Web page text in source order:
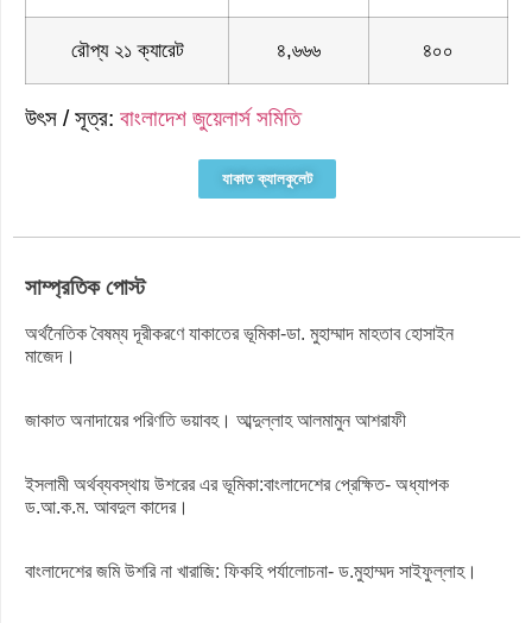
রৌপ্য ২১ ক্যারেট ৪,৬৬৬ ৪০০
উৎস / সূত্র: বাংলাদেশ জুয়েলার্স সমিতি
যাকাত ক্যালকুলেট
সাম্প্রতিক পোস্ট
অর্থনৈতিক বৈষম্য দূরীকরণে যাকাতের ভূমিকা-ডা. মুহাম্মাদ মাহতাব হোসাইন
মাজেদ।
জাকাত অনাদায়ের পরিণতি ভয়াবহ। আব্দুল্লাহ আলমামুন আশরাফী
ইসলামী অর্থব্যবস্থায় উশরের এর ভূমিকা:বাংলাদেশের প্রেক্ষিত- অধ্যাপক
ড.আ.ক.ম. আবদুল কাদের।
বাংলাদেশের জমি উশরি না খারাজি: ফিকহি পর্যালোচনা- ড.মুহাম্মদ সাইফুল্লাহ।